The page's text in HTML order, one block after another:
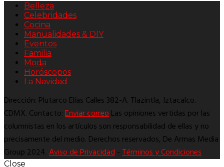
Belleza
Celebridades
Cocina
Manualidades & DIY
Eventos
Familia
Moda
Horóscopos
La Navidad
Dirección: Plutarco Elías Calles 382-A. Tlazintla, Iztacalco.
CDMX. Contacto:Enviar correoLas opiniones vertidas por las
columnistas en los artículos son responsabilidad de ellas y no
precisamente del medio. Derechos reservados, De Armas Media
Group 2024.Aviso de Privacidad-Términos y Condiciones
Close